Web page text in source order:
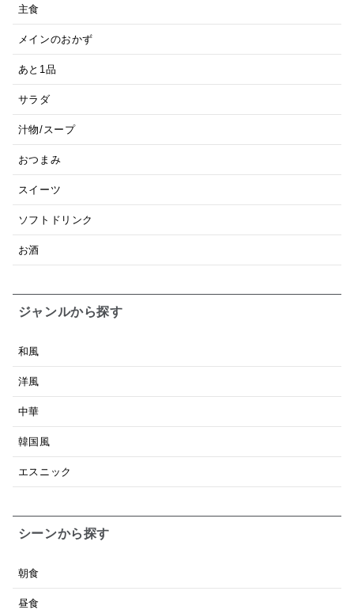
主食
メインのおかず
あと1品
サラダ
汁物/スープ
おつまみ
スイーツ
ソフトドリンク
お酒
ジャンルから探す
和風
洋風
中華
韓国風
エスニック
シーンから探す
朝食
昼食